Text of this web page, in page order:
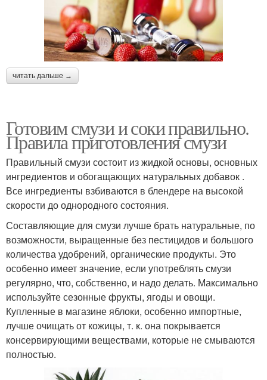
читать дальше →
Готовим смузи и соки правильно.
Правила приготовления смузи
Правильный смузи состоит из жидкой основы, основных
ингредиентов и обогащающих натуральных добавок .
Все ингредиенты взбиваются в блендере на высокой
скорости до однородного состояния.
Составляющие для смузи лучше брать натуральные, по
возможности, выращенные без пестицидов и большого
количества удобрений, органические продукты. Это
особенно имеет значение, если употреблять смузи
регулярно, что, собственно, и надо делать. Максимально
используйте сезонные фрукты, ягоды и овощи.
Купленные в магазине яблоки, особенно импортные,
лучше очищать от кожицы, т. к. она покрывается
консервирующими веществами, которые не смываются
полностью.